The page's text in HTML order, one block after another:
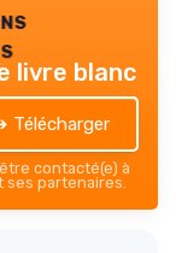
livre blanc
Télécharger
contacté(e) à
ses partenaires.